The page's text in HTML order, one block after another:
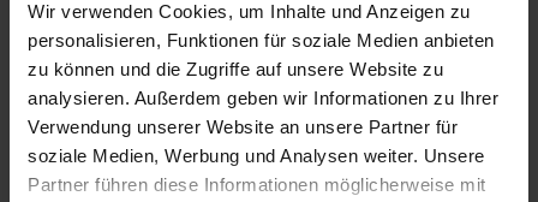
Wir verwenden Cookies, um Inhalte und Anzeigen zu
personalisieren, Funktionen für soziale Medien anbieten
zu können und die Zugriffe auf unsere Website zu
analysieren. Außerdem geben wir Informationen zu Ihrer
Verwendung unserer Website an unsere Partner für
soziale Medien, Werbung und Analysen weiter. Unsere
Partner führen diese Informationen möglicherweise mit
Substral Herbst-Rasendünger
Artikel-Nr.: 7000790-06-cfg
Ähnliche Produkte